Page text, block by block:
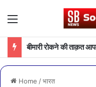
Menu
Home /भारत